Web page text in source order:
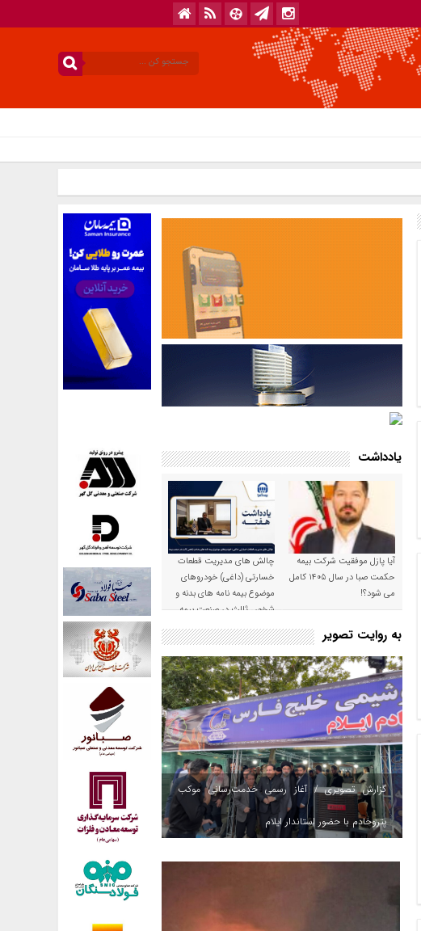
یادداشت
آیا پازل موفقیت شرکت بیمه
حکمت صبا در سال ۱۴۰۵ کامل
می شود؟!
چالش های مدیریت قطعات
خسارتی (داغی) خودروهای
موضوع بیمه نامه های بدنه و
شخص ثالث در صنعت بیمه
به روایت تصویر
گزارش تصویری / آغاز رسمی خدمت‌رسانی موکب
پتروخادم با حضور استاندار ایلام